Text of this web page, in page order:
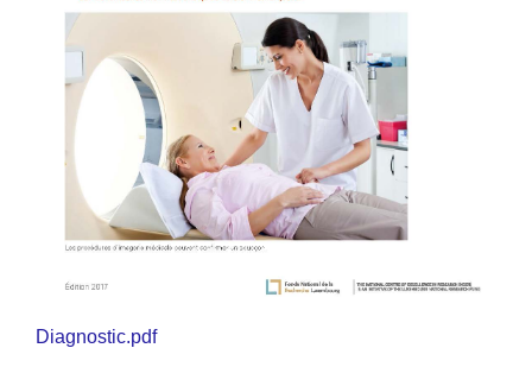
Diagnostic.pdf